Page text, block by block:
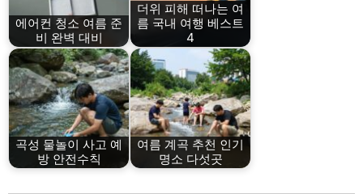
에어컨 청소 여름 준
비 완벽 대비
더위 피해 떠나는 여
름 국내 여행 베스트
4
곡성 물놀이 사고 예
방 안전수칙
여름 계곡 추천 인기
명소 다섯곳